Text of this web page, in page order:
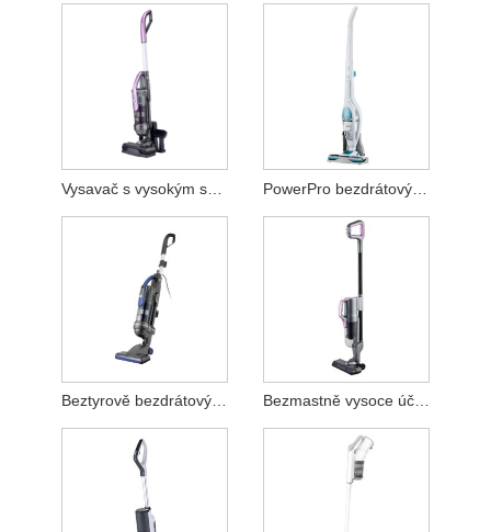
Vysavač s vysokým sacím bezdrátovým vysazením PowerPro bezdrátový vysavač
Beztyrově bezdrátový bezdrátový vakuový čistič Bezmastně vysoce účinný vysavač